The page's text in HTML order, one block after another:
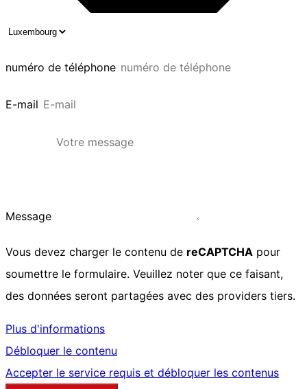
numéro de téléphone
E-mail
Message
Vous devez charger le contenu de reCAPTCHA pour
soumettre le formulaire. Veuillez noter que ce faisant,
des données seront partagées avec des providers tiers.
Plus d'informations
Débloquer le contenu
Accepter le service requis et débloquer les contenus